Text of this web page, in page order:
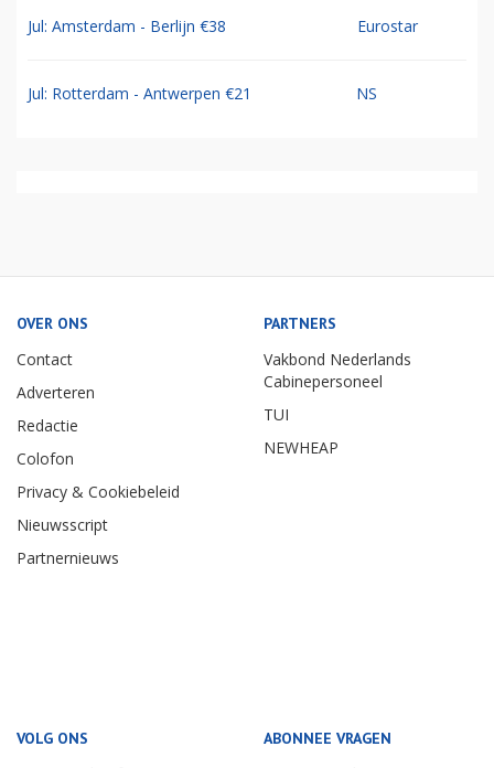
Jul: Amsterdam - Berlijn €38 Eurostar
Jul: Rotterdam - Antwerpen €21 NS
OVER ONS
Contact
Adverteren
Redactie
Colofon
Privacy & Cookiebeleid
Nieuwsscript
Partnernieuws
PARTNERS
Vakbond Nederlands
Cabinepersoneel
TUI
NEWHEAP
VOLG ONS ABONNEE VRAGEN